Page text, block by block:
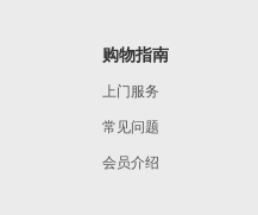
购物指南
上门服务
常见问题
会员介绍